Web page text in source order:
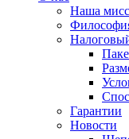
Наша
Гарантии
Новости